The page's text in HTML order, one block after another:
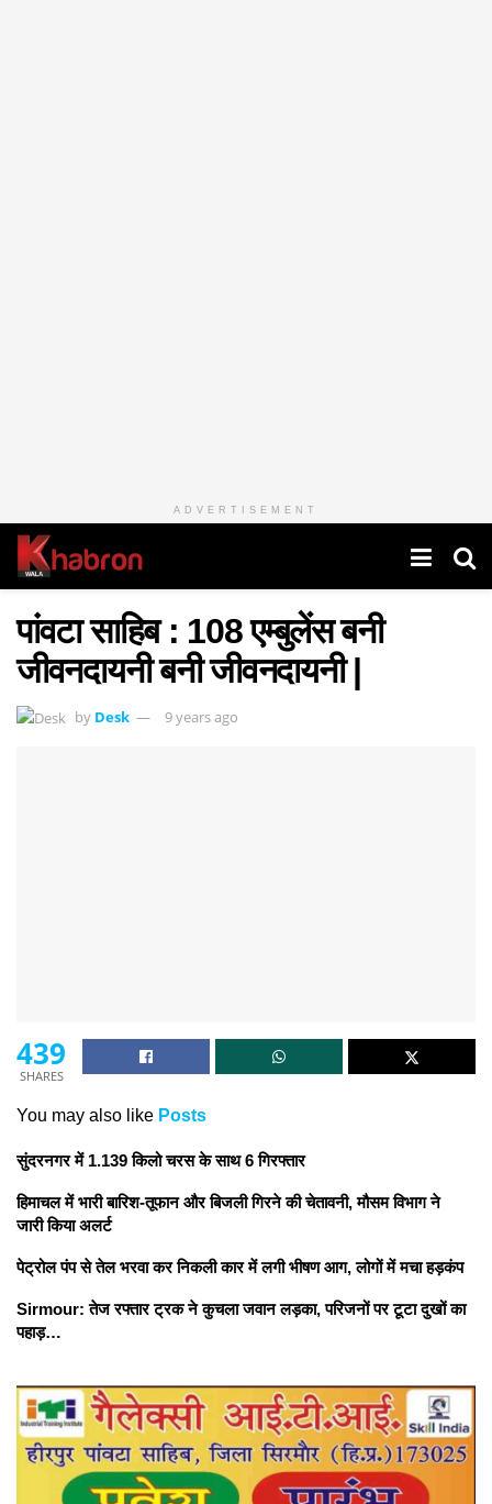
ADVERTISEMENT
पांवटा साहिब : 108 एम्बुलेंस बनी
जीवनदायनी बनी जीवनदायनी |
by Desk 9 years ago
439
SHARES
You may also like Posts
सुंदरनगर में 1.139 किलो चरस के साथ 6 गिरफ्तार
हिमाचल में भारी बारिश-तूफान और बिजली गिरने की चेतावनी, मौसम विभाग ने
जारी किया अलर्ट
पेट्रोल पंप से तेल भरवा कर निकली कार में लगी भीषण आग, लोगों में मचा हड़कंप
Sirmour: तेज रफ्तार ट्रक ने कुचला जवान लड़का, परिजनों पर टूटा दुखों का
पहाड़…